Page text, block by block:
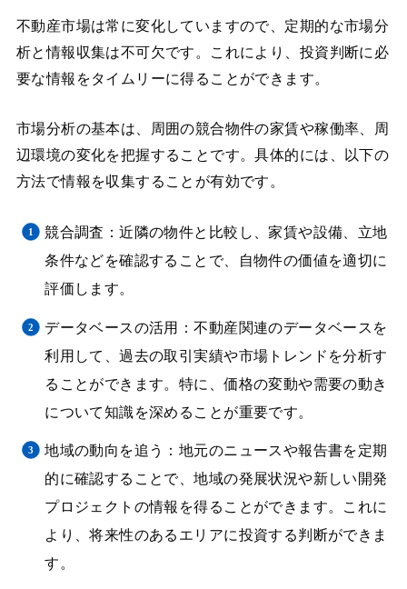
不動産市場は常に変化していますので、定期的な市場分
析と情報収集は不可欠です。これにより、投資判断に必
要な情報をタイムリーに得ることができます。
市場分析の基本は、周囲の競合物件の家賃や稼働率、周
辺環境の変化を把握することです。具体的には、以下の
方法で情報を収集することが有効です。
競合調査：近隣の物件と比較し、家賃や設備、立地
条件などを確認することで、自物件の価値を適切に
評価します。
データベースの活用：不動産関連のデータベースを
利用して、過去の取引実績や市場トレンドを分析す
ることができます。特に、価格の変動や需要の動き
について知識を深めることが重要です。
地域の動向を追う：地元のニュースや報告書を定期
的に確認することで、地域の発展状況や新しい開発
プロジェクトの情報を得ることができます。これに
より、将来性のあるエリアに投資する判断ができま
す。